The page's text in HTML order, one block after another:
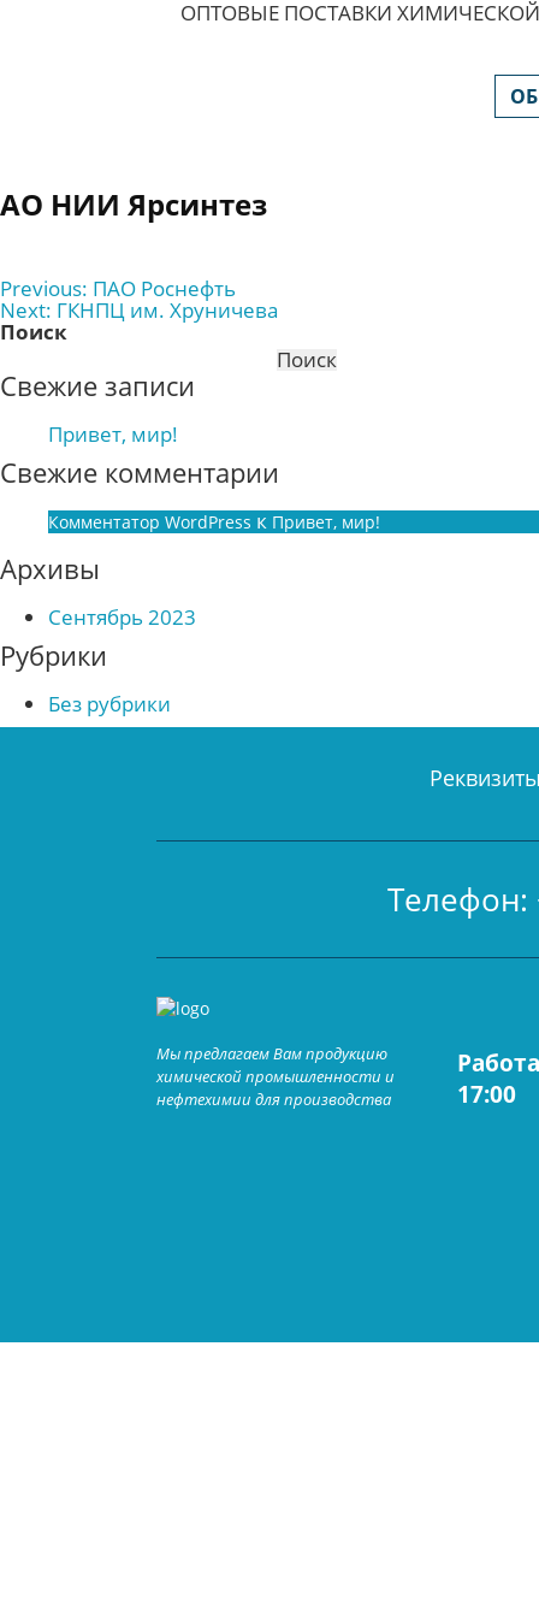
ОПТОВЫЕ ПОСТАВКИ
АО НИИ Ярсинтез
Навигация
по
записям
Previous: ПАО Роснефть
Next: ГКНПЦ им. Хруничева
Поиск
Поиск
Свежие записи
Привет, мир!
Свежие комментарии
Комментатор WordPress к Привет, мир!
Архивы
Сентябрь 2023
Рубрики
Без рубрики
Телефон:
Мы предлагаем Вам продукцию
химической промышленности и
нефтехимии для производства
17:00